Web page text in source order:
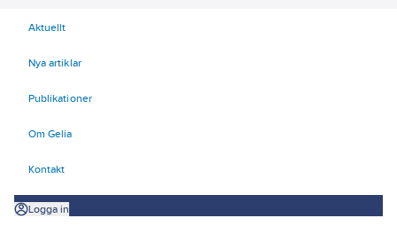
Aktuellt
Nya artiklar
Publikationer
Om Gelia
Kontakt
Logga in